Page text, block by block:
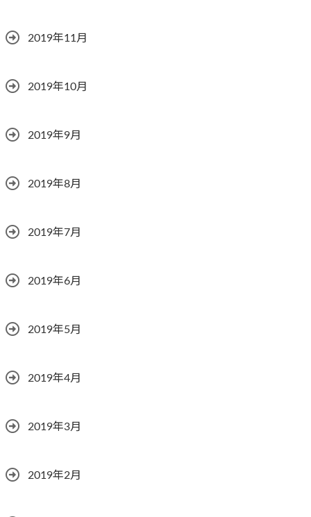
2019年11月
2019年10月
2019年9月
2019年8月
2019年7月
2019年6月
2019年5月
2019年4月
2019年3月
2019年2月